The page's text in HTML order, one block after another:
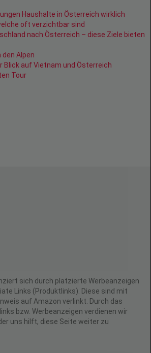
Haushalte in Österreich wirklich
oft verzichtbar sind
nach Österreich – diese Ziele bieten
Alpen
Blick auf Vietnam und Österreich
Tour
sich durch platzierte Werbeanzeigen
Links (Produktlinks). Diese sind mit
auf Amazon verlinkt. Durch das
bzw. Werbeanzeigen verdienen wir
uns hilft, diese Seite weiter zu